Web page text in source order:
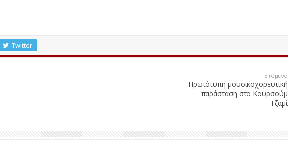
Twitter
Επόμενο
Πρωτότυπη μουσικοχορευτική
παράσταση στο Κουρσούμ
Τζαμί